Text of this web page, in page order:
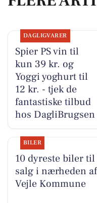
DAGLIGVARER
Spier PS vin til
kun 39 kr. og
Yoggi yoghurt til
12 kr. - tjek de
fantastiske tilbud
hos DagliBrugsen
BILER
10 dyreste biler til
salg i nærheden af
Vejle Kommune